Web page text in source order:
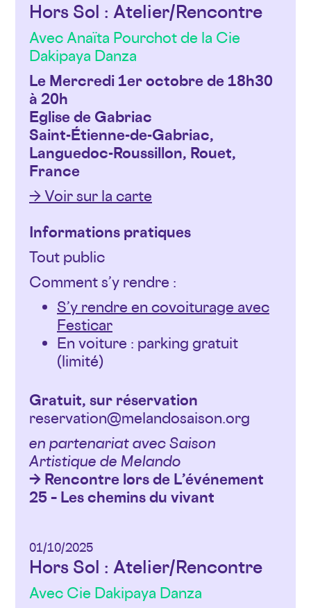
Hors Sol : Atelier/Rencontre
Avec Anaïta Pourchot de la Cie
Dakipaya Danza
Le Mercredi 1er octobre de 18h30
à 20h
Eglise de Gabriac
Saint-Étienne-de-Gabriac,
Languedoc-Roussillon, Rouet,
France
→ Voir sur la carte
Informations pratiques
Tout public
Comment s’y rendre :
S’y rendre en covoiturage avec
Festicar
En voiture : parking gratuit
(limité)
Gratuit, sur réservation
reservation@melandosaison.org
en partenariat avec Saison
Artistique de Melando
→ Rencontre lors de L’événement
25 – Les chemins du vivant
01/10/2025
Hors Sol : Atelier/Rencontre
Avec Cie Dakipaya Danza